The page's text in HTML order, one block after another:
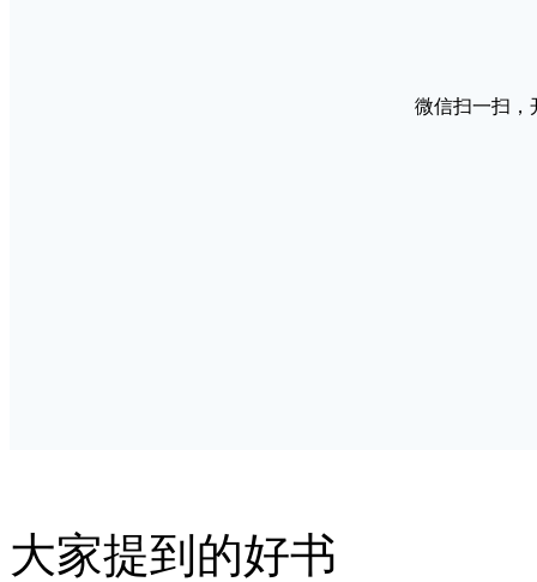
微信扫一扫，
大家提到的好书